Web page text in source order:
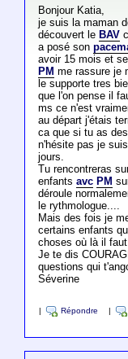
Bonjour Katia,
je suis la maman
découvert le BAV
a posé son
avoir 15 mois et
PM me rassure je
le supporte tres
que l'on pense il
ms ce n'est
au départ j'étais
ca que si tu as
n'hésite pas je
jours.
Tu rencontreras
enfants avc PM
déroule
le rythmologue....
Mais des fois je
certains enfants
choses où là il
Je te dis
questions qui
Séverine
Répondre